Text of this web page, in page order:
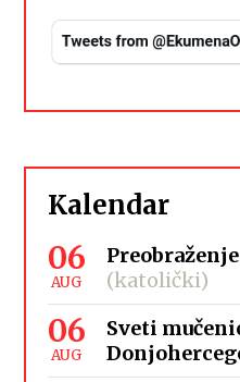
Kalendar
06
AUG
(katolički)
06
AUG
Sveti